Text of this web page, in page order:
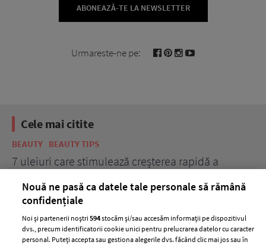
ABONEAZĂ-TE LA NEWSLETTER
Urmareste-ne pe:
Cele mai citite
BEAUTY BEAUTY TIPS
7 uleiuri care stimulează creșterea rapidă a
Nouă ne pasă ca datele tale personale să rămână
confidențiale
Noi și partenerii noștri594stocăm și/sau accesăm informații pe dispozitivul
dvs., precum identificatorii cookie unici pentru prelucrarea datelor cu caracter
personal. Puteți accepta sau gestiona alegerile dvs. făcând clic mai jos sau în